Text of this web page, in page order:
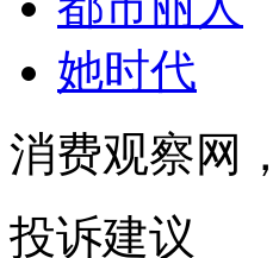
她时代
消费观察网
投诉建议